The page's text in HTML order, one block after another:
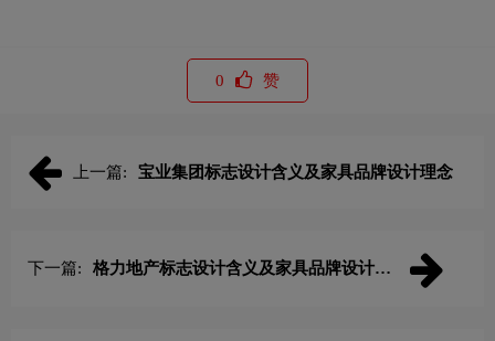
0 赞
上一篇: 宝业集团标志设计含义及家具品牌设计理念
下一篇:
格力地产标志设计含义及家具品牌设计理